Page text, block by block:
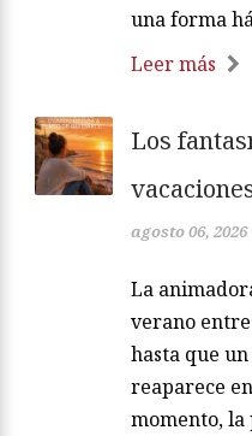
una forma
Leer más
Los
agosto 06, 2026
La
verano
hasta que
reaparece
momento, la